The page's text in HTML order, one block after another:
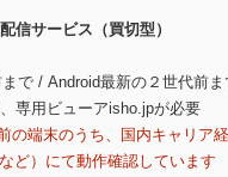
信サービス（買切型）
で / Android最新の２世代前ま
専用ビューアisho.jpが必要
の端末のうち、国内キャリア
ど）にて動作確認しています